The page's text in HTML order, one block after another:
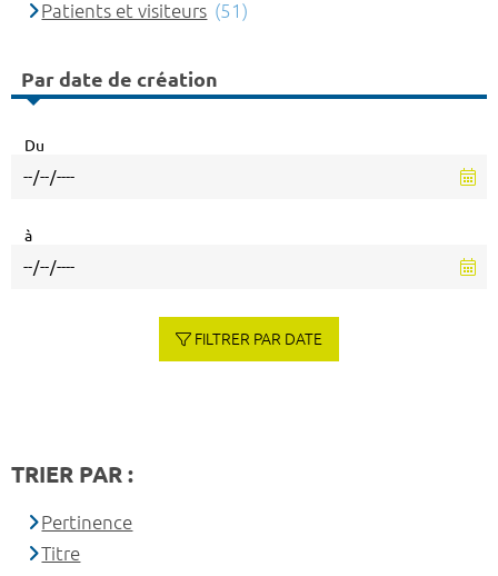
Patients et visiteurs (51)
Par date de création
Du
à
FILTRER PAR DATE
TRIER PAR :
Pertinence
Titre